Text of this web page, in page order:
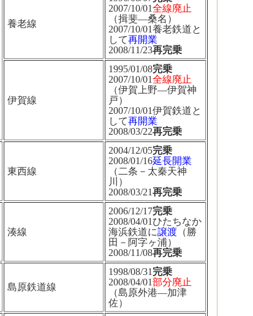
養老線
2007/10/01全線廃止
（揖斐―桑名）
2007/10/01養老鉄道と
して再開業
2008/11/23再完乗
伊賀線
1995/01/08完乗
2007/10/01全線廃止
（伊賀上野―伊賀神
戸）
2007/10/01伊賀鉄道と
して再開業
2008/03/22再完乗
東西線
2004/12/05完乗
2008/01/16延長開業
（二条－太秦天神
川）
2008/03/21再完乗
湊線
2006/12/17完乗
2008/04/01ひたちなか
海浜鉄道に譲渡 （勝
田－阿字ヶ浦）
2008/11/08再完乗
島原鉄道線
1998/08/31 完乗
2008/04/01部分廃止
（島原外港―加津
佐）